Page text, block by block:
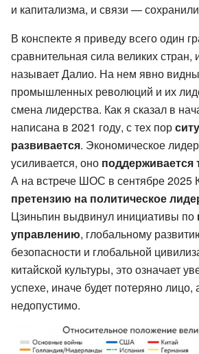
и капитализма, и связи —
В конспекте я приведу всего один
сравнительная сила великих стран,
называет Далио. На нем явно
промышленных революций и их
смена лидерства. Как я сказал в
написана в 2021 году, с тех пор
развивается. Экономическое
усиливается, оно поддерживается
А на встрече ШОС в сентябре 2025
претензию на политическое
Цзиньпин выдвинул инициативы по
управлению, глобальному
безопасности и глобальной
китайской культуры, это означает
успехе, иначе будет потеряно
недопустимо.